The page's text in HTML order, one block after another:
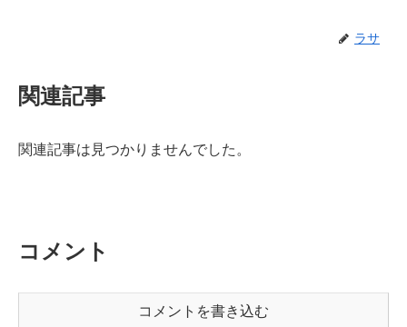
ラサ
関連記事
関連記事は見つかりませんでした。
コメント
コメントを書き込む